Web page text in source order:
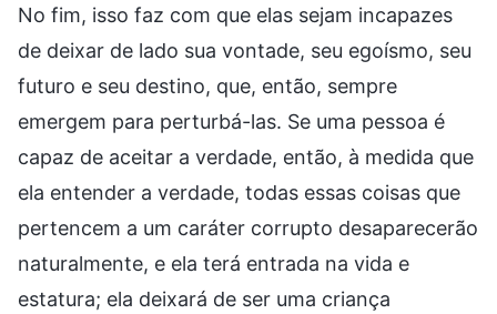
No fim, isso faz com que elas sejam incapazes
de deixar de lado sua vontade, seu egoísmo, seu
futuro e seu destino, que, então, sempre
emergem para perturbá-las. Se uma pessoa é
capaz de aceitar a verdade, então, à medida que
ela entender a verdade, todas essas coisas que
pertencem a um caráter corrupto desaparecerão
naturalmente, e ela terá entrada na vida e
estatura; ela deixará de ser uma criança